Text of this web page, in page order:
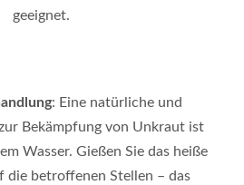
geeignet.
: Eine natürliche und
Bekämpfung von Unkraut ist
Wasser. Gießen Sie das heiße
die betroffenen Stellen – das